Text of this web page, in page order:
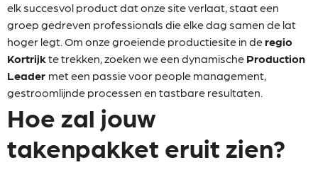
elk succesvol product dat onze site verlaat, staat een
groep gedreven professionals die elke dag samen de lat
hoger legt. Om onze groeiende productiesite in deregio
Kortrijk te trekken, zoeken we een dynamische Production
Leader met een passie voor people management,
gestroomlijnde processen en tastbare resultaten.
Hoe zal jouw
takenpakket eruit zien?